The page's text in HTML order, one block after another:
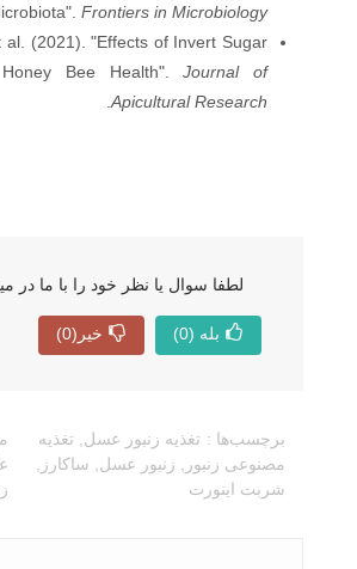
Frontiers in Microbiology
al. (2021). "Effects of Invert Sugar
Bee Health".Journal of
Apicultural Research
لطفا سوال یا نظر خود را با ما در
بله (0) خیر (0)
برچسب‌ها : تغذیه زنبور عسل تغذیه
مصنوعی زنبور
زنبور عسل ساکارز
شربت اینورت